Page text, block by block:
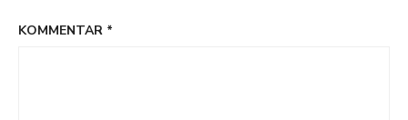
KOMMENTAR *